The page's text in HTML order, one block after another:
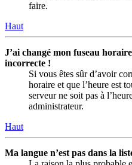
faire.
Haut
J’ai changé mon fuseau
incorrecte !
Si vous êtes sûr d’avoir
horaire et que l’heure est
serveur ne soit pas à
administrateur.
Haut
Ma langue n’est pas dans la